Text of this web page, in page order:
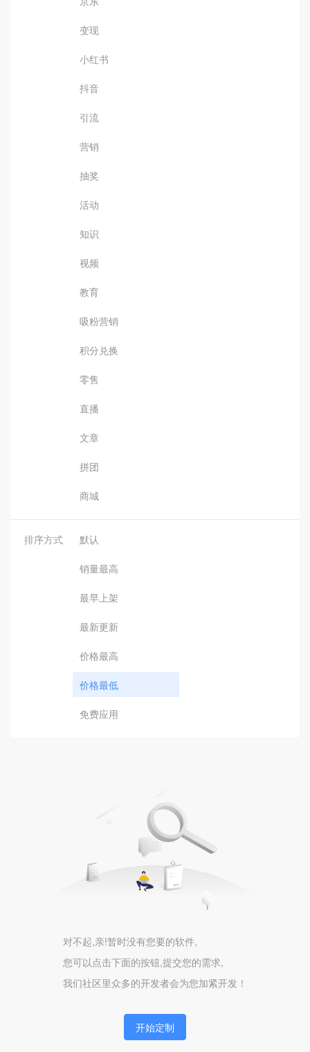
变现
小红书
抖音
引流
营销
抽奖
活动
知识
视频
教育
吸粉营销
积分兑换
零售
直播
文章
拼团
商城
排序方式 默认
销量最高
最早上架
最新更新
价格最高
价格最低
免费应用
对不起,亲!暂时没有您要的软件,
您可以点击下面的按钮,提交您的需求,
我们社区里众多的开发者会为您加紧开发！
开始定制